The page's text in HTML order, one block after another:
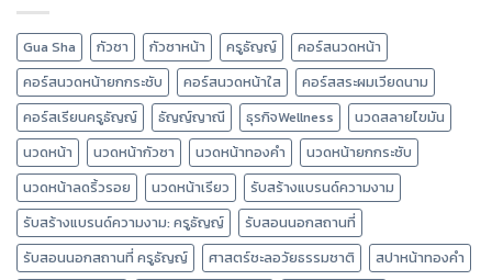
Gua Sha กัวซา กัวซาหน้า ครูธัญญ์
คอร์สนวดหน้า
คอร์สนวดหน้ายกกระชับ
คอร์สนวดหน้าใส
คอร์สสระผมเวียดนาม
คอร์สเรียนครูธัญญ์
ธัญญ์ญาณี ธุรกิจWellness
นวดสลายไขมัน
นวดหน้า
นวดหน้ากัวซา นวดหน้าทองคำ
นวดหน้ายกกระชับ
นวดหน้าลดริ้วรอย
นวดหน้าเรียว
รับสร้างแบรนด์ความงาม
รับสร้างแบรนด์ความงาม: ครูธัญญ์
รับสอนนอกสถานที่
รับสอนนอกสถานที่ ครูธัญญ์
ศาสตร์ชะลอวัยธรรมชาติ
สปาหน้าทองคำ